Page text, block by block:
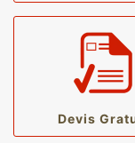
Devis